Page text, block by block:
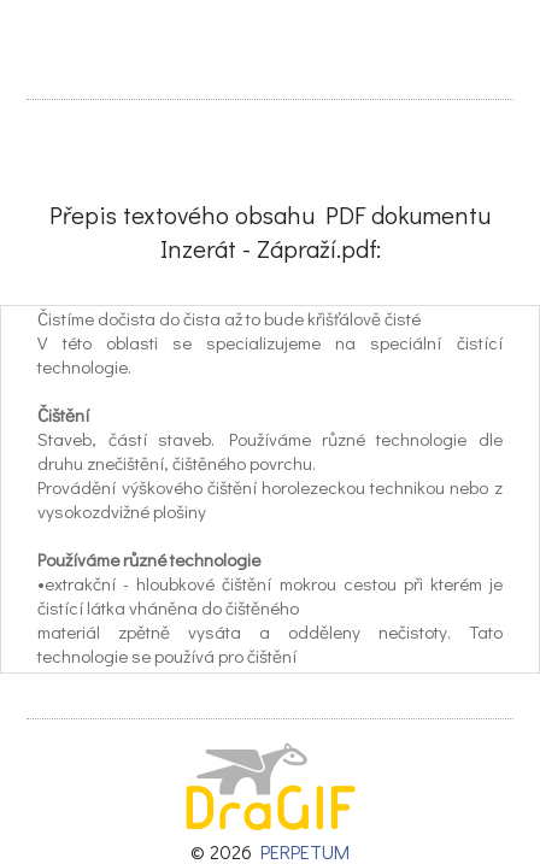
Přepis textového obsahu PDF dokumentu
Inzerát - Zápraží.pdf:
Čistíme dočista do čista až to bude křišťálově čisté
V této oblasti se specializujeme na speciální čistící
technologie.
Čištění
Staveb, částí staveb. Používáme různé technologie dle
druhu znečištění, čištěného povrchu.
Provádění výškového čištění horolezeckou technikou nebo z
vysokozdvižné plošiny
Používáme různé technologie
•extrakční - hloubkové čištění mokrou cestou při kterém je
čistící látka vháněna do čištěného
materiál zpětně vysáta a odděleny nečistoty. Tato
technologie se používá pro čištění
koberců, čalounění.
•párou – odstranění nečistot horkou tlakovou párou lze
využít na širokou škálu povrchů
čalounění, fasády, střechy
•tlakovou vodou – odsranění nečistot proudem tlakové vody
© 2026 PERPETUM